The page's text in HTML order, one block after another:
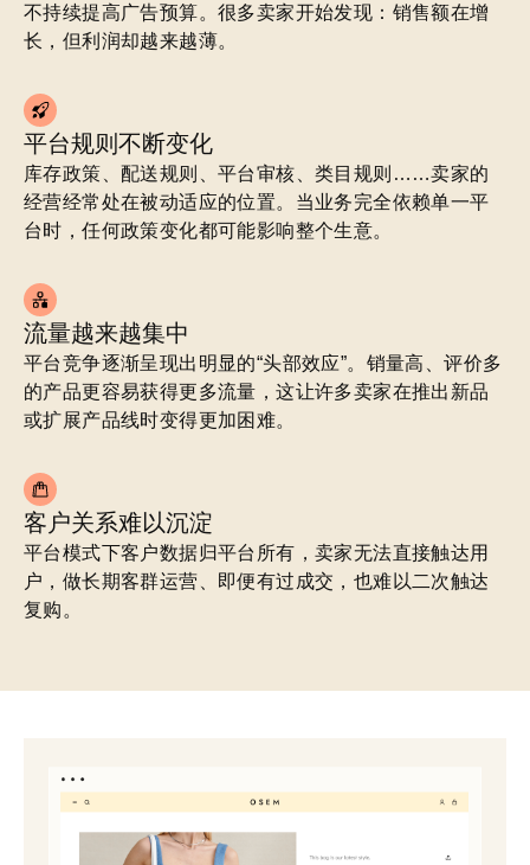
不持续提高广告预算。很多卖家开始发现：销售额在增
长，但利润却越来越薄。
平台规则不断变化
库存政策、配送规则、平台审核、类目规则……卖家的
经营经常处在被动适应的位置。当业务完全依赖单一平
台时，任何政策变化都可能影响整个生意。
流量越来越集中
平台竞争逐渐呈现出明显的“头部效应”。销量高、评价多
的产品更容易获得更多流量，这让许多卖家在推出新品
或扩展产品线时变得更加困难。
客户关系难以沉淀
平台模式下客户数据归平台所有，卖家无法直接触达用
户，做长期客群运营、即便有过成交，也难以二次触达
复购。